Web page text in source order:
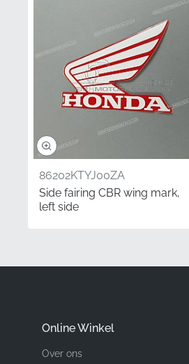
86202KTYJ00ZA
Side fairing CBR wing mark,
left side
Online Winkel
Over ons